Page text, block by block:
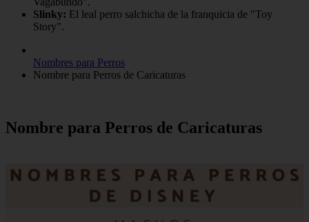
Slinky: El leal perro salchicha de la franquicia de "Toy
Story".
Nombres para Perros
Nombre para Perros de Caricaturas
Nombre para Perros de Caricaturas